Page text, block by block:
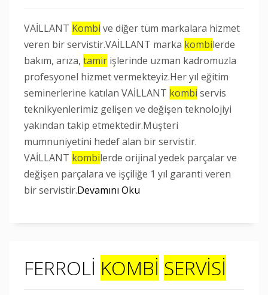
VAİLLANT Kombi ve diğer tüm markalara hizmet
veren bir servistir.VAİLLANT marka kombilerde
bakım, arıza, tamir işlerinde uzman kadromuzla
profesyonel hizmet vermekteyiz.Her yıl eğitim
seminerlerine katılan VAİLLANT kombi servis
teknikyenlerimiz gelişen ve değişen teknolojiyi
yakından takip etmektedir.Müşteri
mumnuniyetini hedef alan bir servistir.
VAİLLANT kombilerde orijinal yedek parçalar ve
değişen parçalara ve işçiliğe 1 yıl garanti veren
bir servistir.Devamını Oku
FERROLİ KOMBİ SERVİSİ